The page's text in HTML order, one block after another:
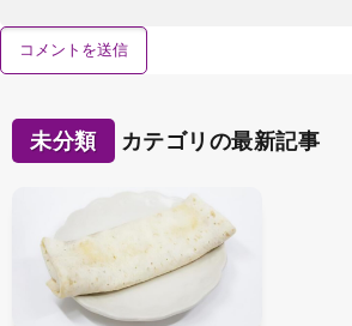
未分類 カテゴリの最新記事